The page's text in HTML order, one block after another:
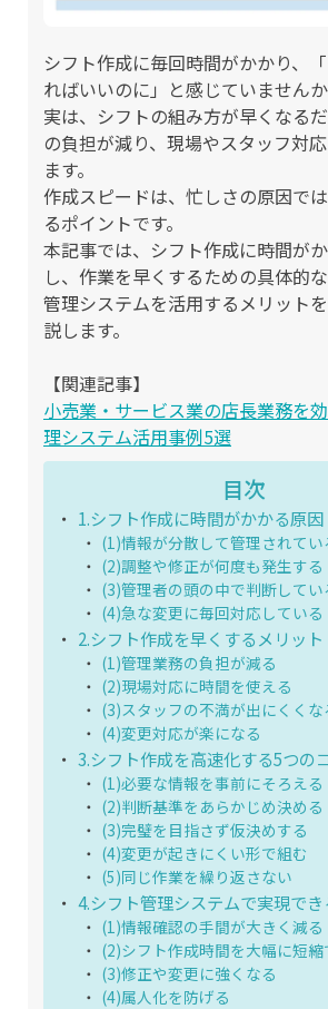
シフト作成に毎回時間がかかり、
ればいいのに」と感じていませんか
実は、シフトの組み方が早くなる
の負担が減り、現場やスタッフ対
ます。
作成スピードは、忙しさの原因で
るポイントです。
本記事では、シフト作成に時間が
し、作業を早くするための具体的
管理システムを活用するメリット
説します。
【関連記事】
小売業・サービス業の店長業務を
理システム活用事例5選
目次
1.シフト作成に時間がかかる原因
(1)情報が分散して管理されてい
(2)調整や修正が何度も発生する
(3)管理者の頭の中で判断してい
(4)急な変更に毎回対応している
2.シフト作成を早くするメリット
(1)管理業務の負担が減る
(2)現場対応に時間を使える
(3)スタッフの不満が出にくくな
(4)変更対応が楽になる
3.シフト作成を高速化する5つの
(1)必要な情報を事前にそろえる
(2)判断基準をあらかじめ決める
(3)完璧を目指さず仮決めする
(4)変更が起きにくい形で組む
(5)同じ作業を繰り返さない
4.シフト管理システムで実現でき
(1)情報確認の手間が大きく減る
(2)シフト作成時間を大幅に短縮
(3)修正や変更に強くなる
(4)属人化を防げる